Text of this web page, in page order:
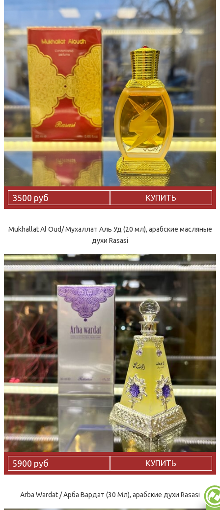
3500 руб КУПИТЬ
Mukhallat Al Oud/ Мухаллат Аль Уд (20 мл), арабские масляные
духи Rasasi
5900 руб КУПИТЬ
Arba Wardat / Арба Вардат (30 Мл), арабские духи Rasasi